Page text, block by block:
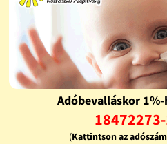
Adóbevalláskor
(Kattintson az